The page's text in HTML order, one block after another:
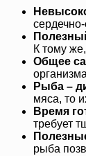
К тому
Общее
Рыба –
мяса, то
Время
требует
рыба